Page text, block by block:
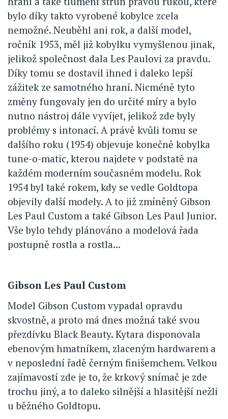
bylo díky takto vyrobené kobylce zcela
nemožné. Neuběhl ani rok, a další model,
ročník 1953, měl již kobylku vymyšlenou jinak,
jelikož společnost dala Les Paulovi za pravdu.
Díky tomu se dostavil ihned i daleko lepší
zážitek ze samotného hraní. Nicméně tyto
změny fungovaly jen do určité míry a bylo
nutno nástroj dále vyvíjet, jelikož zde byly
problémy s intonací. A právě kvůli tomu se
dalšího roku (1954) objevuje konečně kobylka
tune-o-matic, kterou najdete v podstatě na
každém moderním současném modelu. Rok
1954 byl také rokem, kdy se vedle Goldtopa
objevily další modely. A to již zmíněný Gibson
Les Paul Custom a také Gibson Les Paul Junior.
Vše bylo tehdy plánováno a modelová řada
postupně rostla a rostla...
Gibson Les Paul Custom
Model Gibson Custom vypadal opravdu
skvostně, a proto má dnes možná také svou
přezdívku Black Beauty. Kytara disponovala
ebenovým hmatníkem, zlaceným hardwarem a
v neposlední řadě černým finišemchem. Velkou
zajímavostí zde je to, že krkový snímač je zde
trochu jiný, a to daleko silnější a hlasitější nežli
u běžného Goldtopu.